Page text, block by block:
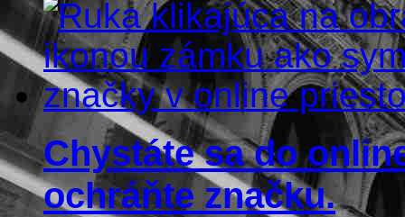
Chystáte sa do
ochráňte značku.